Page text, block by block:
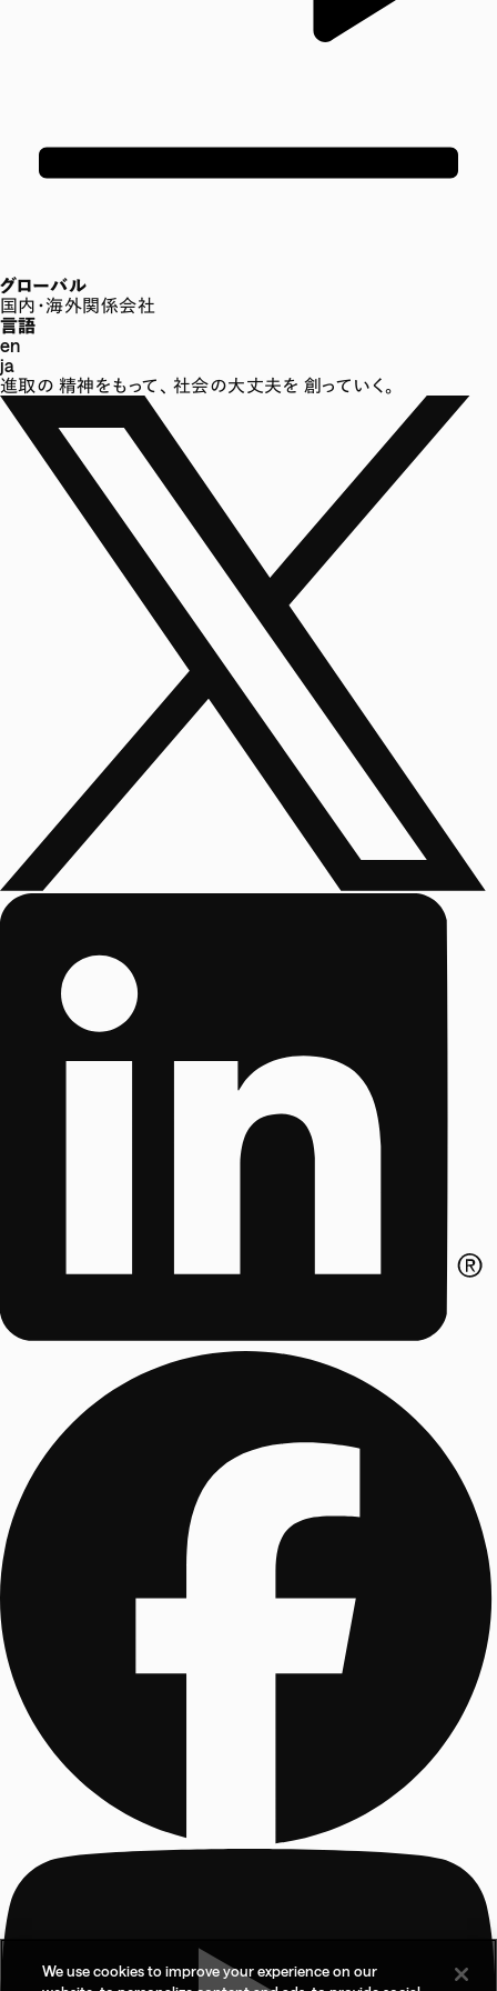
グローバル
国内・海外関係会社
言語
en
ja
進取の 精神をもって、 社会の大丈夫を 創っていく。
We use cookies to improve your experience on our